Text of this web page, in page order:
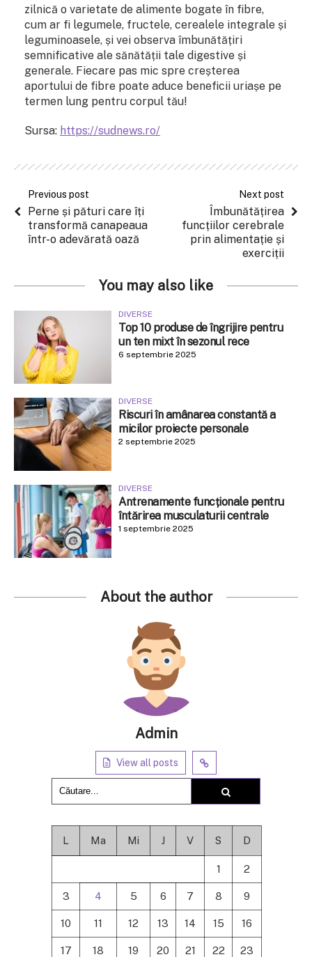
zilnică o varietate de alimente bogate în fibre,
cum ar fi legumele, fructele, cerealele integrale și
leguminoasele, și vei observa îmbunătățiri
semnificative ale sănătății tale digestive și
generale. Fiecare pas mic spre creșterea
aportului de fibre poate aduce beneficii uriașe pe
termen lung pentru corpul tău!
Sursa: https://sudnews.ro/
Previous post
Perne și pături care îți
transformă canapeaua
într-o adevărată oază
Next post
Îmbunătățirea
funcțiilor cerebrale
prin alimentație și
exerciții
You may also like
DIVERSE
Top 10 produse de îngrijire pentru
un ten mixt în sezonul rece
6 septembrie 2025
DIVERSE
Riscuri în amânarea constantă a
micilor proiecte personale
2 septembrie 2025
DIVERSE
Antrenamente funcționale pentru
întărirea musculaturii centrale
1 septembrie 2025
About the author
Admin
View all posts
L Ma Mi J V S D
1 2
3 4 5 6 7 8 9
10 11 12 13 14 15 16
17 18 19 20 21 22 23